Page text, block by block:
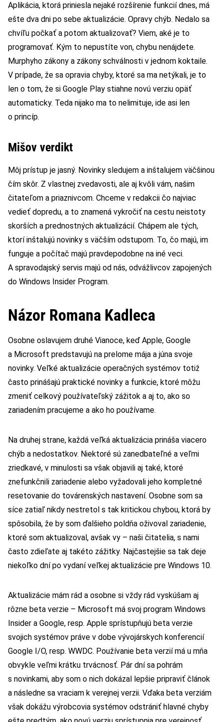
Aplikácia, ktorá priniesla nejaké rozšírenie funkcií dnes, má
ešte dva dni po sebe aktualizácie. Opravy chýb. Nedalo sa
chvíľu počkať a potom aktualizovať? Viem, aké je to
programovať. Kým to nepustíte von, chybu nenájdete.
Murphyho zákony a zákony schválnosti v jednom koktaile.
V prípade, že sa opravia chyby, ktoré sa ma netýkali, je to
len o tom, že si Google Play stiahne novú verziu opäť
automaticky. Teda nijako ma to nelimituje, ide asi len
o princíp.
Mišov verdikt
Môj prístup je jasný. Novinky sledujem a inštalujem väčšinou
čím skôr. Z vlastnej zvedavosti, ale aj kvôli vám, našim
čitateľom a priaznivcom. Chceme v redakcii čo najviac
vedieť dopredu, a to znamená vykročiť na cestu neistoty
skorších a prednostných aktualizácií. Chápem ale tých,
ktorí inštalujú novinky s väčším odstupom. To, čo majú, im
funguje a počítač majú pravdepodobne na iné veci.
A spravodajský servis majú od nás, odvážlivcov zapojených
do Windows Insider Program.
Názor Romana Kadleca
Osobne oslavujem druhé Vianoce, keď Apple, Google
a Microsoft predstavujú na prelome mája a júna svoje
novinky. Veľké aktualizácie operačných systémov totiž
často prinášajú praktické novinky a funkcie, ktoré môžu
zmeniť celkový používateľský zážitok a aj to, ako so
zariadením pracujeme a ako ho používame.
Na druhej strane, každá veľká aktualizácia prináša viacero
chýb a nedostatkov. Niektoré sú zanedbateľné a veľmi
zriedkavé, v minulosti sa však objavili aj také, ktoré
znefunkčnili zariadenie alebo vyžadovali jeho kompletné
resetovanie do továrenských nastavení. Osobne som sa
síce zatiaľ nikdy nestretol s tak kritickou chybou, ktorá by
spôsobila, že by som ďalšieho poldňa oživoval zariadenie,
ktoré som aktualizoval, avšak vy – naši čitatelia, s nami
často zdieľate aj takéto zážitky. Najčastejšie sa tak deje
niekoľko dní po vydaní veľkej aktualizácie pre Windows 10.
Aktualizácie mám rád a osobne si vždy rád vyskúšam aj
rôzne beta verzie – Microsoft má svoj program Windows
Insider a Google, resp. Apple sprístupňujú beta verzie
svojich systémov práve v dobe vývojárskych konferencií
Google I/O, resp. WWDC. Používanie beta verzií má u mňa
obvykle veľmi krátku trvácnosť. Pár dní sa pohrám
s novinkami, aby som o nich dokázal lepšie pripraviť článok
a následne sa vraciam k verejnej verzii. Vďaka beta verziám
však dokážu výrobcovia systémov odstrániť hlavné chyby